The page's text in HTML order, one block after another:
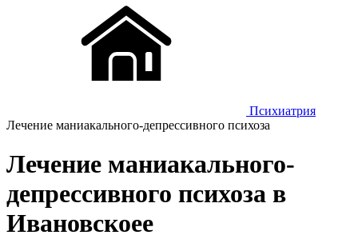
Психиатрия
Лечение маниакального-депрессивного психоза
Лечение маниакального-
депрессивного психоза в
Ивановскоее